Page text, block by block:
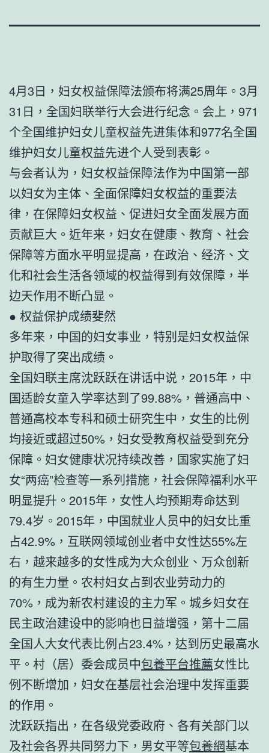
4月3日，妇女权益保障法颁布将满25周年。3月
31日，全国妇联举行大会进行纪念。会上，971
个全国维护妇女儿童权益先进集体和977名全国
维护妇女儿童权益先进个人受到表彰。
与会者认为，妇女权益保障法作为中国第一部
以妇女为主体、全面保障妇女权益的重要法
律，在保障妇女权益、促进妇女全面发展方面
贡献巨大。近年来，妇女在健康、教育、社会
保障等方面水平明显提高，在政治、经济、文
化和社会生活各领域的权益得到有效保障，半
边天作用不断凸显。
● 权益保护成绩斐然
多年来，中国的妇女事业，特别是妇女权益保
护取得了突出成绩。
全国妇联主席沈跃跃在讲话中说，2015年，中
国适龄女童入学率达到了99.88%，普通高中、
普通高校本专科和硕士研究生中，女生的比例
均接近或超过50%，妇女受教育权益受到充分
保障。妇女健康状况持续改善，国家实施了妇
女“两癌”检查等一系列措施，社会保障福利水平
明显提升。2015年，女性人均预期寿命达到
79.4岁。2015年，中国就业人员中的妇女比重
占42.9%，互联网领域创业者中女性达55%左
右，越来越多的女性成为大众创业、万众创新
的有生力量。农村妇女占到农业劳动力的
70%，成为新农村建设的主力军。城乡妇女在
民主政治建设中的影响也日益增强，第十二届
全国人大女代表比例占23.4%，达到历史最高水
平。村（居）委会成员中包養平台推薦女性比
例不断增加，妇女在基层社会治理中发挥重要
的作用。
沈跃跃指出，在各级党委政府、各有关部门以
及社会各界共同努力下，男女平等包養網基本